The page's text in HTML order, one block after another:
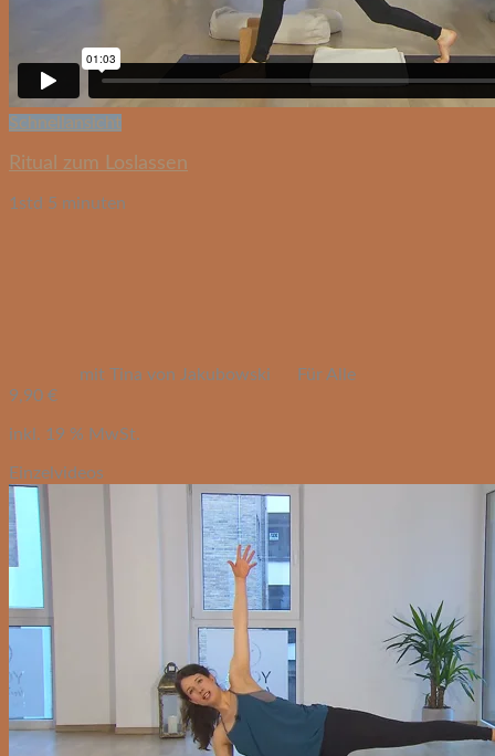
Schnellansicht
Ritual zum Loslassen
1std 5 minuten
mit Tina von Jakubowski
Für Alle
9,90 €
inkl. 19 % MwSt.
Einzelvideos